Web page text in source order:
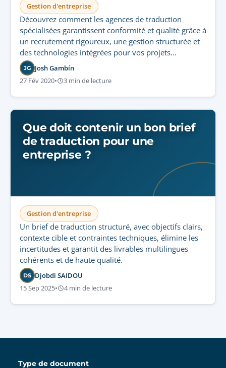
Gestion d'entreprise
Découvrez comment les agences de traduction
spécialisées garantissent conformité et qualité grâce à
un recrutement rigoureux, une gestion structurée et
des technologies intégrées pour vos projets
réglementés en sciences de la vie.
JG Josh Gambín
27 Fév 2020• 3 min de lecture
Que doit contenir un bon brief
de traduction pour une
entreprise ?
Gestion d'entreprise
Un brief de traduction structuré, avec objectifs clairs,
contexte cible et contraintes techniques, élimine les
incertitudes et garantit des livrables multilingues
cohérents et de haute qualité.
DS Djobdi SAIDOU
15 Sep 2025• 4 min de lecture
Type de document